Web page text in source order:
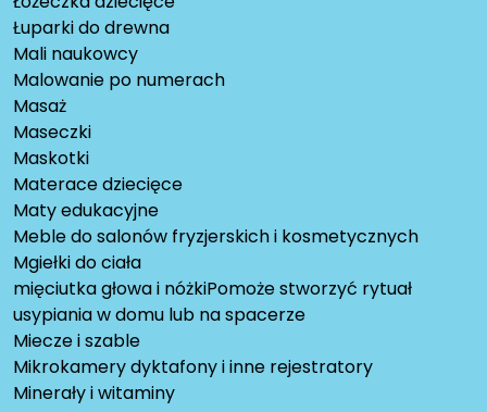
Łuparki do drewna
Mali naukowcy
Malowanie po numerach
Masaż
Maseczki
Maskotki
Materace dziecięce
Maty edukacyjne
Meble do salonów fryzjerskich i kosmetycznych
Mgiełki do ciała
mięciutka głowa i nóżkiPomoże stworzyć rytuał
usypiania w domu lub na spacerze
Miecze i szable
Mikrokamery dyktafony i inne rejestratory
Minerały i witaminy